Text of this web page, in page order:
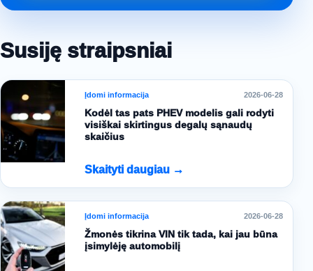
Susiję straipsniai
Įdomi informacija 2026-06-28
Kodėl tas pats PHEV modelis gali rodyti
visiškai skirtingus degalų sąnaudų
skaičius
Skaityti daugiau →
Įdomi informacija 2026-06-28
Žmonės tikrina VIN tik tada, kai jau būna
įsimylėję automobilį